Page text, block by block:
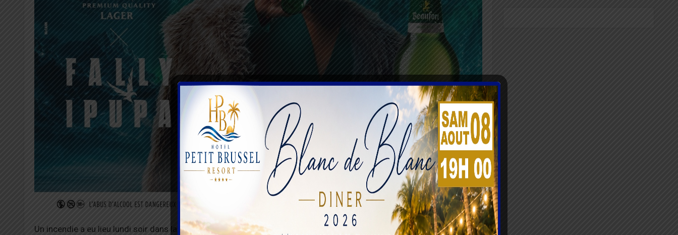
Un incendie a eu lieu lundi soir dans la zone portuaire de Lomé. Le sinistre s’est déroulé au parc de stockage de